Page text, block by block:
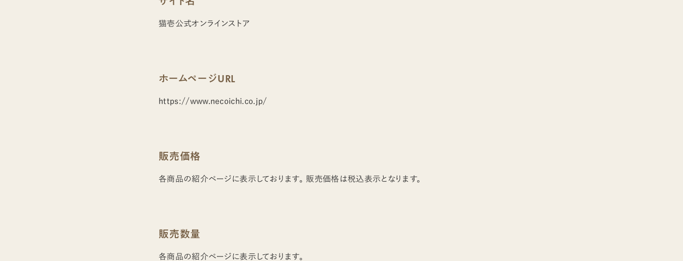
猫壱公式オンラインストア
ホームページURL
https://www.necoichi.co.jp/
販売価格
各商品の紹介ページに表示しております。 販売価格は税込表示となります。
販売数量
各商品の紹介ページに表示しております。